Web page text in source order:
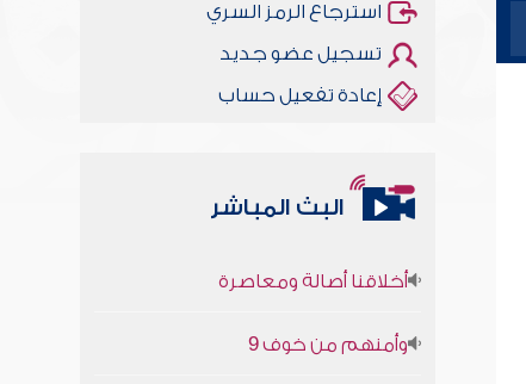
استرجاع الرمز السري
تسجيل عضو جديد
إعادة تفعيل حساب
البث المباشر